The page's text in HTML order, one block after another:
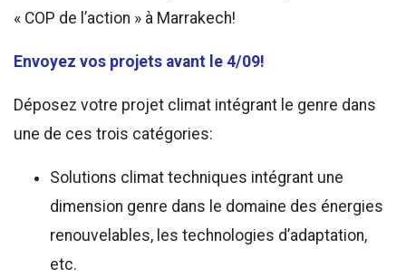
« COP de l’action » à Marrakech!
Envoyez vos projets avant le 4/09!
Déposez votre projet climat intégrant le genre dans
une de ces trois catégories:
Solutions climat techniques intégrant une
dimension genre dans le domaine des énergies
renouvelables, les technologies d’adaptation,
etc.